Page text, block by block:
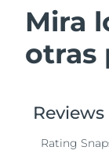
Mira
otras